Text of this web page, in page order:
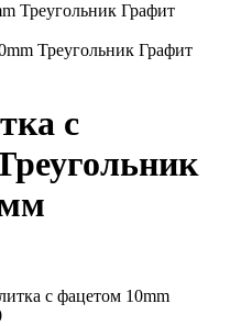
Треугольник Графит
с
с фацетом 10mm